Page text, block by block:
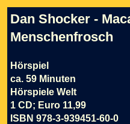
Dan Shocker -
Menschenfrosch
Hörspiel
ca. 59 Minuten
Hörspiele Welt
1 CD; Euro 11,99
ISBN 978-3-939451-60-0